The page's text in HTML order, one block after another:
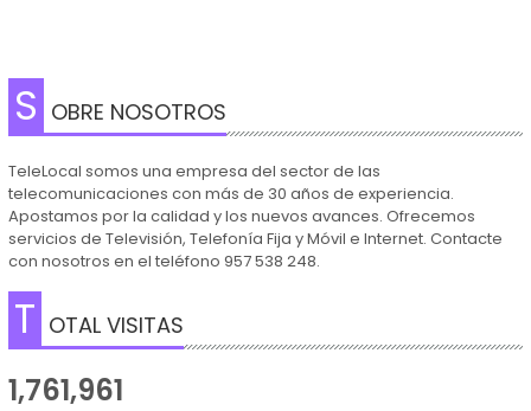
S OBRE NOSOTROS
TeleLocal somos una empresa del sector de las
telecomunicaciones con más de 30 años de experiencia.
Apostamos por la calidad y los nuevos avances. Ofrecemos
servicios de Televisión, Telefonía Fija y Móvil e Internet. Contacte
con nosotros en el teléfono 957 538 248.
T OTAL VISITAS
1,761,961